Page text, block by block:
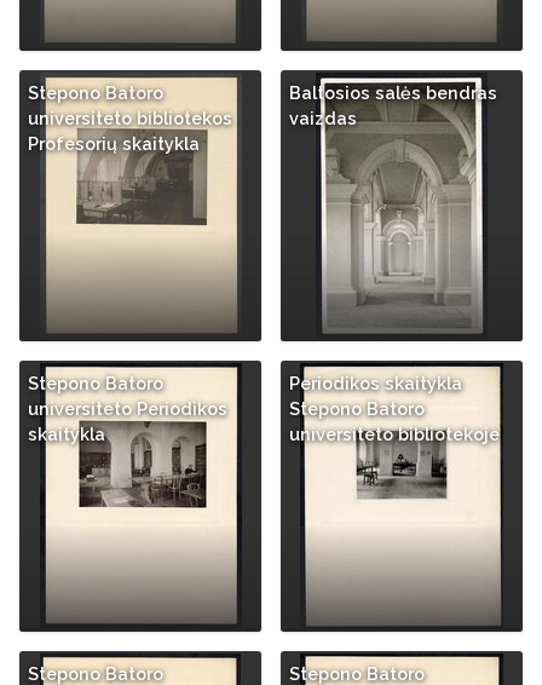
Stepono Batoro
universiteto bibliotekos
Profesorių skaitykla
Baltosios salės bendras
vaizdas
Stepono Batoro
universiteto Periodikos
skaitykla
Periodikos skaitykla
Stepono Batoro
universiteto bibliotekoje
Stepono Batoro
Stepono Batoro